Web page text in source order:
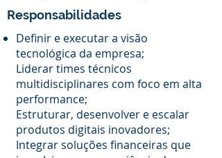
Responsabilidades
Definir e executar a visão
tecnológica da empresa;
Liderar times técnicos
multidisciplinares com foco em alta
performance;
Estruturar, desenvolver e escalar
produtos digitais inovadores;
Integrar soluções financeiras que